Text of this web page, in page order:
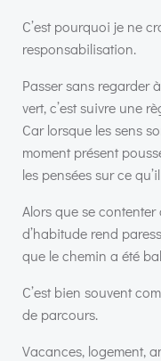
C’est pourquoi je ne
responsabilisation.
Passer sans regarder
vert, c’est suivre une
Car lorsque les sens
moment présent
les pensées sur ce
Alors que se
d’habitude rend
que le chemin a été
C’est bien souvent
de parcours.
Vacances, logement,